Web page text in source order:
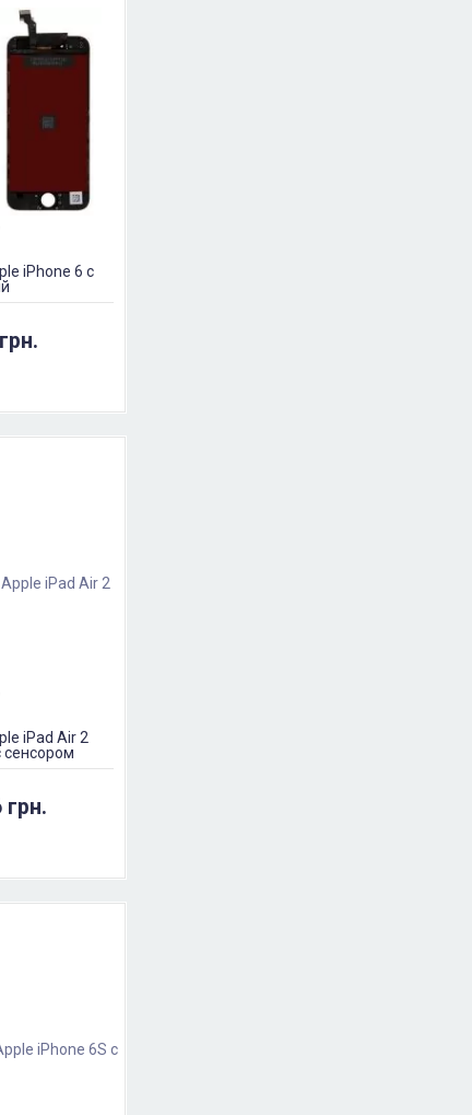
iPhone 6 с
iPad Air 2
грн.